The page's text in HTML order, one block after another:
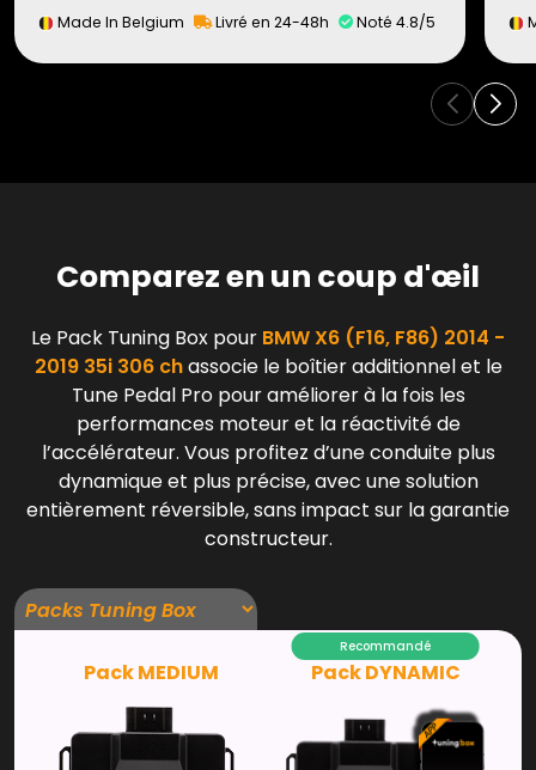
Made In Belgium Livré en 24-48h Noté 4.8/5
Comparez en un coup d'œil
Le Pack Tuning Box pour BMW X6 (F16, F86) 2014 -
2019 35i 306 chassocie le boîtier additionnel et le
Tune Pedal Pro pour améliorer à la fois les
performances moteur et la réactivité de
l’accélérateur. Vous profitez d’une conduite plus
dynamique et plus précise, avec une solution
entièrement réversible, sans impact sur la garantie
constructeur.
Pack MEDIUM
Recommandé
Pack DYNAMIC